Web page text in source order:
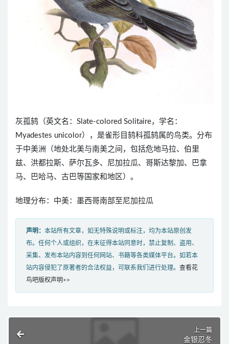
灰孤鸫（英文名：Slate-colored Solitaire，学名：
Myadestes unicolor），是雀形目鸫科孤鸫属的鸟类。分布
于中美洲（地处北美与南美之间，包括危地马拉、伯里
兹、洪都拉斯、萨尔瓦多、尼加拉瓜、哥斯达黎加、巴拿
马、巴哈马、古巴等国家和地区）。
地理分布：中美：墨西哥南部至尼加拉瓜
声明： 本站所有文章，如无特殊说明或标注，均为本站原创发
布。任何个人或组织，在未征得本站同意时，禁止复制、盗用、
采集、发布本站内容到任何网站、书籍等各类媒体平台。如若本
站内容侵犯了原著者的合法权益，可联系我们进行处理。 查看花
鸟吧版权声明>>
上一篇
金银忍冬